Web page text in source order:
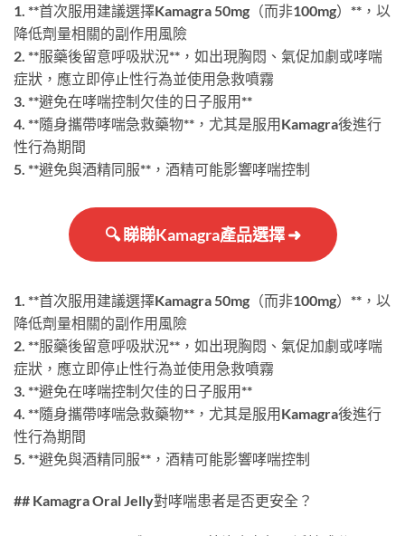
1. **首次服用建議選擇Kamagra 50mg（而非100mg）**，以
降低劑量相關的副作用風險
2. **服藥後留意呼吸狀況**，如出現胸悶、氣促加劇或哮喘
症狀，應立即停止性行為並使用急救噴霧
3. **避免在哮喘控制欠佳的日子服用**
4. **隨身攜帶哮喘急救藥物**，尤其是服用Kamagra後進行
性行為期間
5. **避免與酒精同服**，酒精可能影響哮喘控制
🔍 睇睇Kamagra產品選擇 ➜
1. **首次服用建議選擇Kamagra 50mg（而非100mg）**，以
降低劑量相關的副作用風險
2. **服藥後留意呼吸狀況**，如出現胸悶、氣促加劇或哮喘
症狀，應立即停止性行為並使用急救噴霧
3. **避免在哮喘控制欠佳的日子服用**
4. **隨身攜帶哮喘急救藥物**，尤其是服用Kamagra後進行
性行為期間
5. **避免與酒精同服**，酒精可能影響哮喘控制
## Kamagra Oral Jelly對哮喘患者是否更安全？